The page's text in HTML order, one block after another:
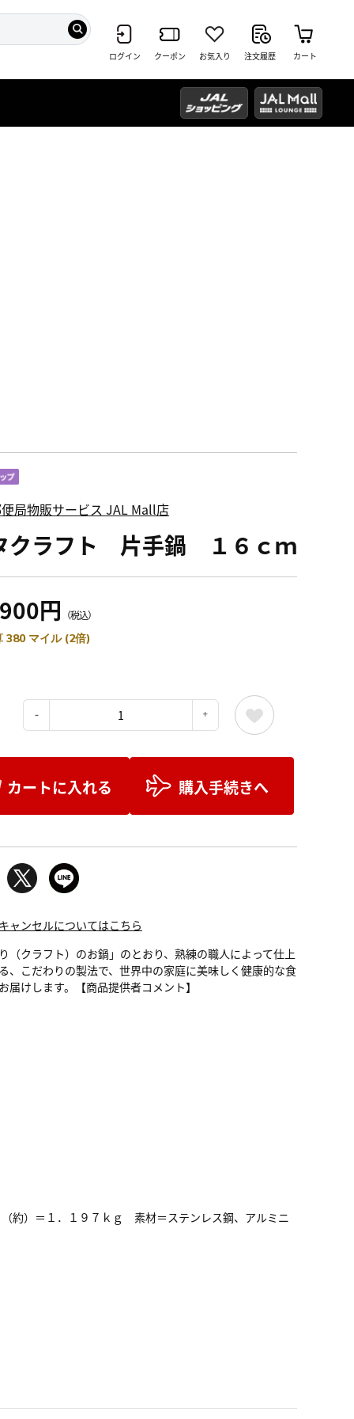
ログイン クーポン お気入り 注文履歴 カート
局物販サービス JAL Mall店
クラフト 片手鍋 １６ｃｍ
円 （税込）
380 マイル (2倍)
カートに入れる 購入手続きへ
ャンセルについてはこちら
（クラフト）のお鍋」のとおり、熟練の職人によって仕上
、こだわりの製法で、世界中の家庭に美味しく健康的な食
届けします。【商品提供者コメント】
約）＝１．１９７ｋｇ 素材＝ステンレス鋼、アルミニ